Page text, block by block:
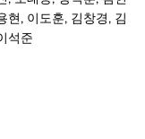
현, 이도훈, 김창경, 김
석준